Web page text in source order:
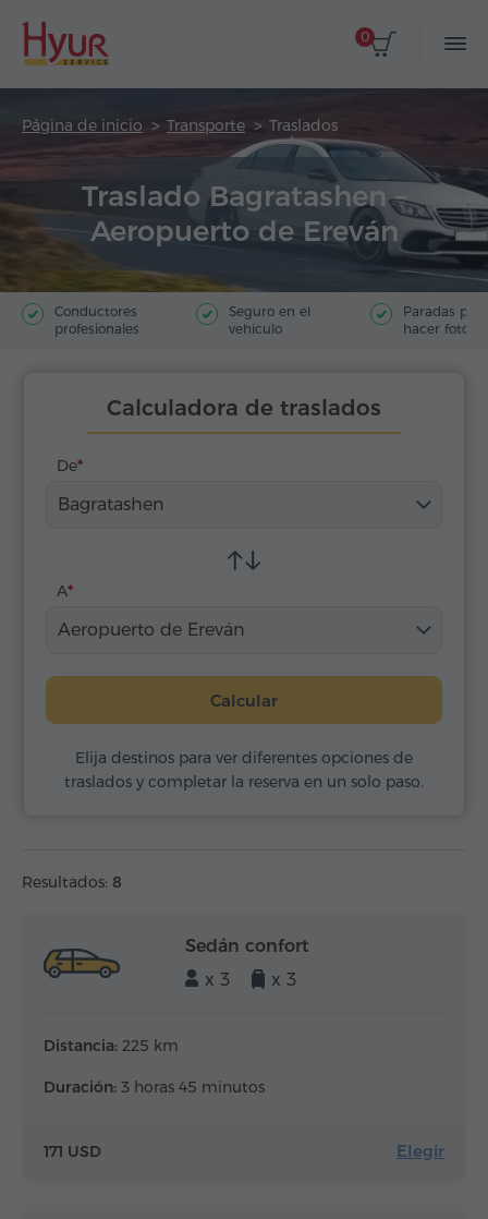
0
Página de inicio Transporte Traslados
Traslado Bagratashen –
Aeropuerto de Ereván
Conductores
profesionales
Seguro en el
vehículo
Paradas para
hacer fotos
Calculadora de traslados
De
Bagratashen
A
Aeropuerto de Ereván
Calcular
Elija destinos para ver diferentes opciones de
traslados y completar la reserva en un solo paso.
Resultados: 8
Sedán confort
x 3
x 3
Distancia: 225 km
Duración: 3 horas 45 minutos
171 USD Elegir